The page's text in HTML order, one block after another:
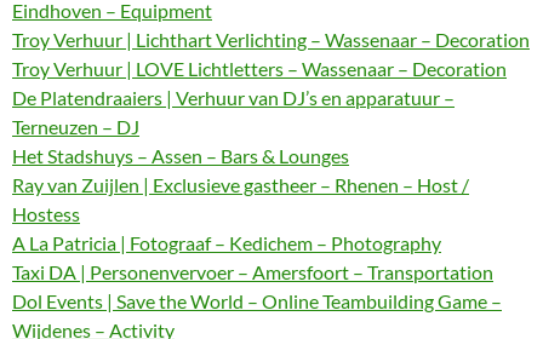
Eindhoven – Equipment
Troy Verhuur | Lichthart Verlichting – Wassenaar – Decoration
Troy Verhuur | LOVE Lichtletters – Wassenaar – Decoration
De Platendraaiers | Verhuur van DJ’s en apparatuur –
Terneuzen – DJ
Het Stadshuys – Assen – Bars & Lounges
Ray van Zuijlen | Exclusieve gastheer – Rhenen – Host /
Hostess
A La Patricia | Fotograaf – Kedichem – Photography
Taxi DA | Personenvervoer – Amersfoort – Transportation
Dol Events | Save the World – Online Teambuilding Game –
Wijdenes – Activity